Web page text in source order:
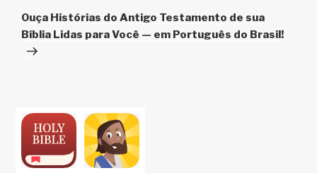
post
Ouça Histórias do Antigo Testamento de sua
Bíblia Lidas para Você — em Português do Brasil!